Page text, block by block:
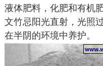
液体肥料，化肥和有机肥
文竹忌阳光直射，光照
在半阴的环境中养护。